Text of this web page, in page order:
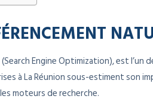
Engine Optimization), est l’un
à La Réunion sous-estiment son
moteurs de recherche.